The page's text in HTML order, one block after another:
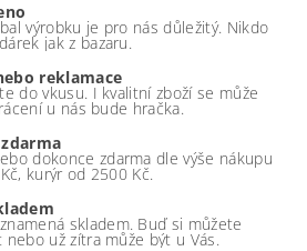
výrobku je pro nás důležitý. Nikdo
jak z bazaru.
reklamace
do vkusu. I kvalitní zboží se může
u nás bude hračka.
dokonce zdarma dle výše nákupu
kurýr od 2500 Kč.
skladem. Buď si můžete
nebo už zítra může být u Vás.